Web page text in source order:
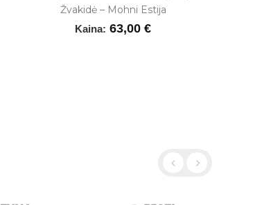
Žvakidė – Mohni Estija
Kaina: 63,00 €